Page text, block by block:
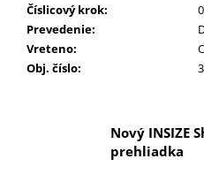
Číslicový krok:
Prevedenie:
Vreteno:
Obj. číslo:
Nový INSIZE
prehliadka